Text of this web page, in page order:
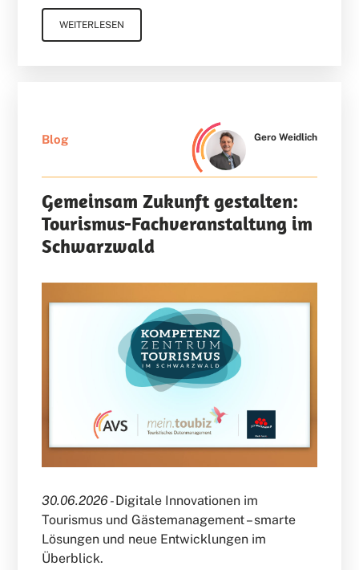
WEITERLESEN
Blog Gero Weidlich
Gemeinsam Zukunft gestalten:
Tourismus-Fachveranstaltung im
Schwarzwald
30.06.2026 -Digitale Innovationen im
Tourismus und Gästemanagement – smarte
Lösungen und neue Entwicklungen im
Überblick.